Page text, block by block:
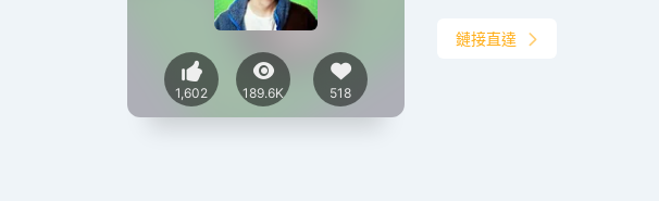
1,602 189.6K 518
鏈接直達